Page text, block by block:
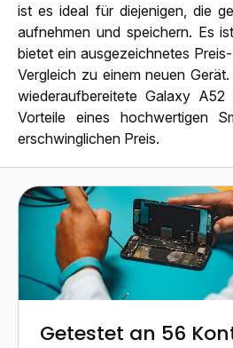
ist es ideal für diejenigen, die
aufnehmen und speichern. Es
bietet ein ausgezeichnetes
Vergleich zu einem neuen
wiederaufbereitete Galaxy
Vorteile eines hochwertigen
erschwinglichen Preis.
Getestet an 56